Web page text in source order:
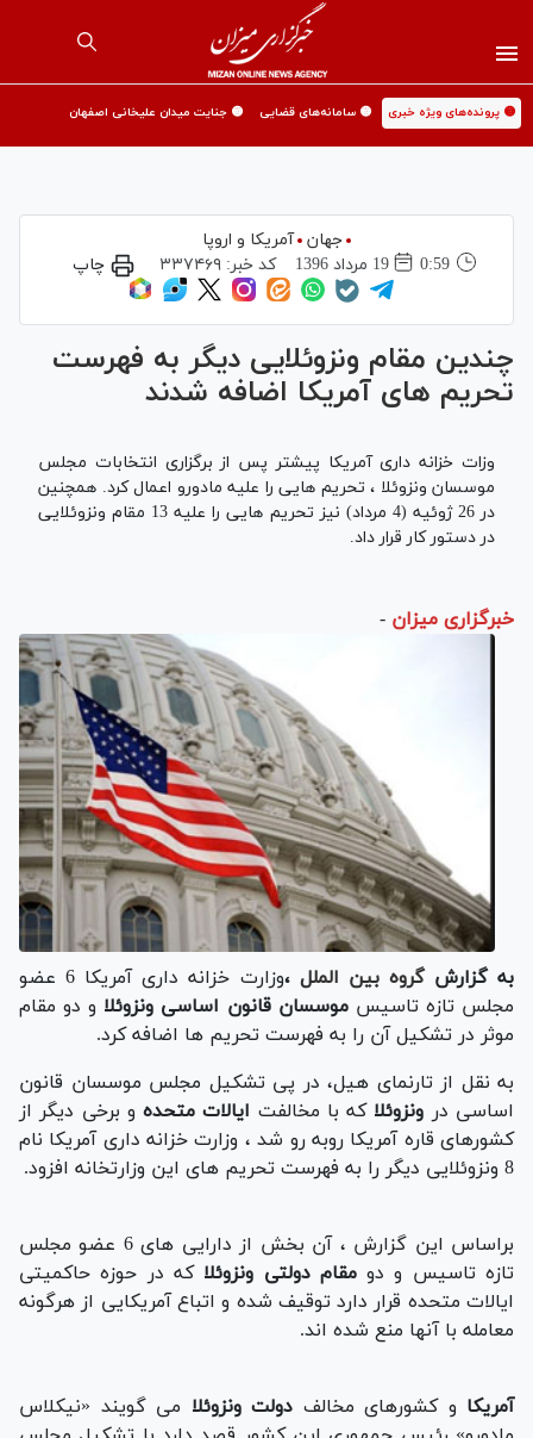
🟡 پرونده‌های ویژه خبری 🟡 سامانه‌های قضایی 🟡 جنایت میدان علیخانی اصفهان
جهان
آمریکا و اروپا
0:59
19 مرداد 1396 کد خبر:۳۳۷۴۶۹ چاپ
چندین مقام ونزوئلایی دیگر به فهرست
تحریم های آمریکا اضافه شدند
وزات خزانه داری آمریکا پیشتر پس از برگزاری انتخابات مجلس
موسسان ونزوئلا ، تحریم هایی را علیه مادورو اعمال کرد. همچنین
در 26 ژوئیه (4 مرداد) نیز تحریم هایی را علیه 13 مقام ونزوئلایی
در دستور کار قرار داد.
خبرگزاری میزان -
به گزارشگروه بین الملل ،
وزارت خزانه داری آمریکا 6 عضو
مجلس تازه تاسیسموسسان قانون اساسی ونزوئلا و دو مقام
موثر در تشکیل آن را به فهرست تحریم ها اضافه کرد.
به نقل از تارنمای هیل، در پی تشکیل مجلس موسسان قانون
اساسی در ونزوئلا که با مخالفت ایالات متحدهو برخی دیگر از
کشورهای قاره آمریکا روبه رو شد ، وزارت خزانه داری آمریکا نام
8 ونزوئلایی دیگر را به فهرست تحریم های این وزارتخانه افزود.
براساس این گزارش ، آن بخش از دارایی های 6 عضو مجلس
تازه تاسیس و دومقام دولتی ونزوئلا که در حوزه حاکمیتی
ایالات متحده قرار دارد توقیف شده و اتباع آمریکایی از هرگونه
معامله با آنها منع شده اند.
آمریکا و کشورهای مخالف دولت ونزوئلا می گویند «نیکلاس